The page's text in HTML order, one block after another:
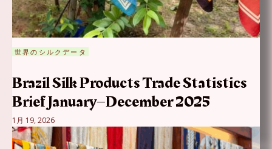
世界のシルクデータ
Brazil Silk Products Trade Statistics
Brief January–December 2025
1月 19, 2026